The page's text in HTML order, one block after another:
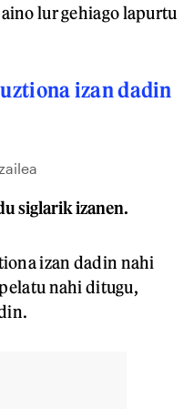
lur gehiago lapurtu
izan dadin
siglarik izanen.
izan dadin nahi
nahi ditugu,